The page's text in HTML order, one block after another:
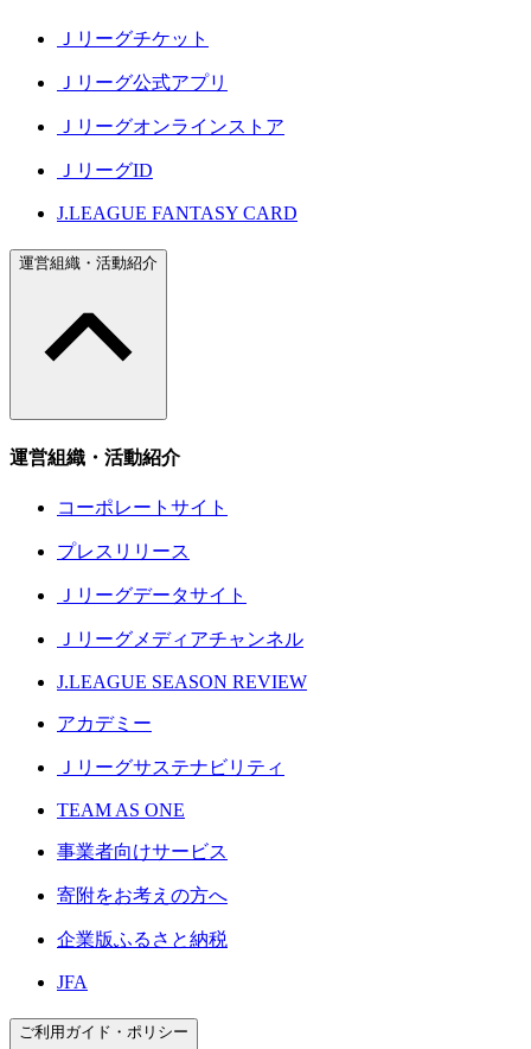
Ｊリーグチケット
Ｊリーグ公式アプリ
Ｊリーグオンラインストア
ＪリーグID
J.LEAGUE FANTASY CARD
運営組織・活動紹介
運営組織・活動紹介
コーポレートサイト
プレスリリース
Ｊリーグデータサイト
Ｊリーグメディアチャンネル
J.LEAGUE SEASON REVIEW
アカデミー
Ｊリーグサステナビリティ
TEAM AS ONE
事業者向けサービス
寄附をお考えの方へ
企業版ふるさと納税
JFA
ご利用ガイド・ポリシー